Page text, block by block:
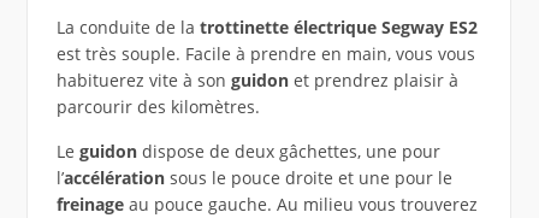
La conduite de la trottinette électrique Segway ES2
est très souple. Facile à prendre en main, vous vous
habituerez vite à son guidonet prendrez plaisir à
parcourir des kilomètres.
Le guidondispose de deux gâchettes, une pour
l’accélérationsous le pouce droite et une pour le
freinageau pouce gauche. Au milieu vous trouverez